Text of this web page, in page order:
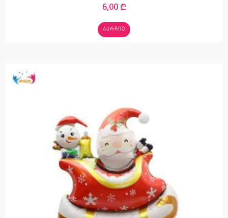
6,00 ₾
ᲐᲐᲠᲩᲘᲔ